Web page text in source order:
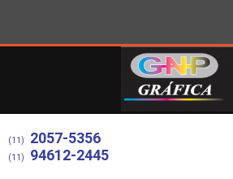
(11) 2057-5356
(11) 94612-2445